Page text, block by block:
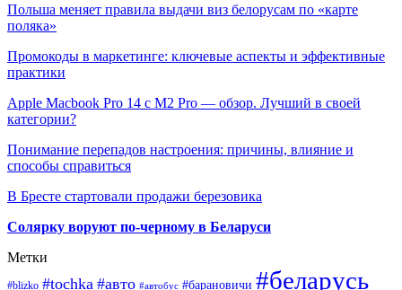
Польша меняет правила выдачи виз белорусам по «карте
поляка»
Промокоды в маркетинге: ключевые аспекты и эффективные
практики
Apple Macbook Pro 14 с M2 Pro — обзор. Лучший в своей
категории?
Понимание перепадов настроения: причины, влияние и
способы справиться
В Бресте стартовали продажи березовика
Солярку воруют по-черному в Беларуси
Метки
#blizko #tochka #авто #автобус #барановичи #беларусь